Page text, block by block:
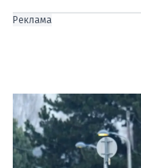
Реклама